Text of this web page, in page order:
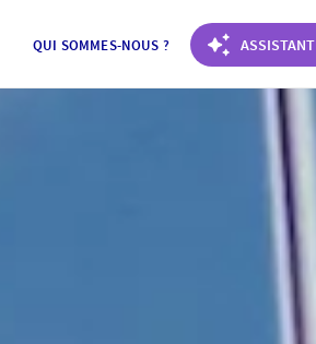
QUI SOMMES-NOUS ?